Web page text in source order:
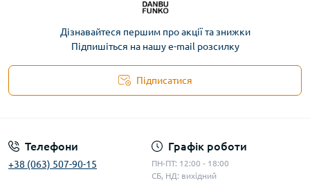
Дізнавайтеся першим про акції та знижки
Підпишіться на нашу e-mail розсилку
Підписатися
Телефони
+38 (063) 507-90-15
Графік роботи
ПН-ПТ: 12:00 - 18:00
СБ, НД: вихідний